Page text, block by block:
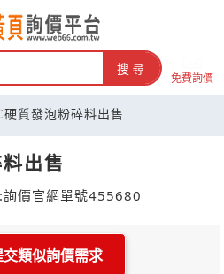
搜尋
免費詢價
硬質發泡粉碎料出售
出售
價官網單號455680
交類似詢價需求